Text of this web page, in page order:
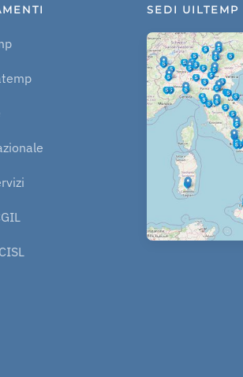
SEDI UILTEMP